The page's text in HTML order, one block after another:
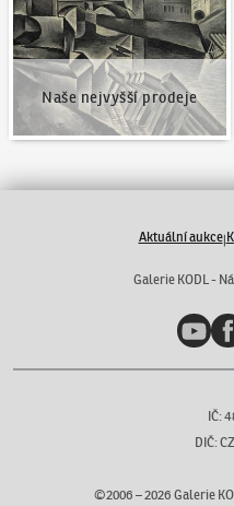
Naše nejvyšší prodeje
Aktuální aukce|
Galerie KODL -
YouTube
IČ:
DIČ:
©2006 –2026 Galerie